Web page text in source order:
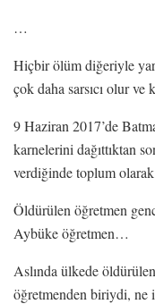
…
Hiçbir ölüm diğeriyle
çok daha sarsıcı olur
9 Haziran 2017’de
karnelerini dağıttıktan
verdiğinde toplum olarak
Öldürülen öğretmen
Aybüke öğretmen…
Aslında ülkede
öğretmenden biriydi, ne